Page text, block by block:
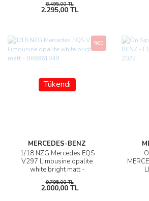
8.495,00 TL
2.295,00 TL
Tükendi
MERCEDES-BENZ
1/18 NZG Mercedes EQS
V297 Limousine opalite
white bright matt -
%80
9.795,00 TL
2.000,00 TL